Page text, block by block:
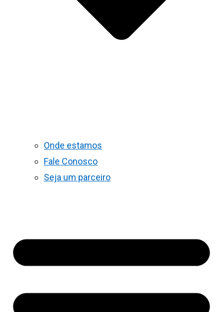
Onde estamos
Fale Conosco
Seja um parceiro